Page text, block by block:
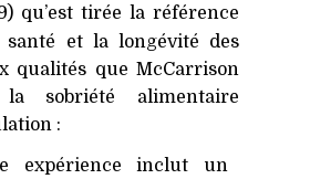
qu’est tirée la référence
et la longévité des
qualités que McCarrison
sobriété alimentaire
:
expérience inclut un